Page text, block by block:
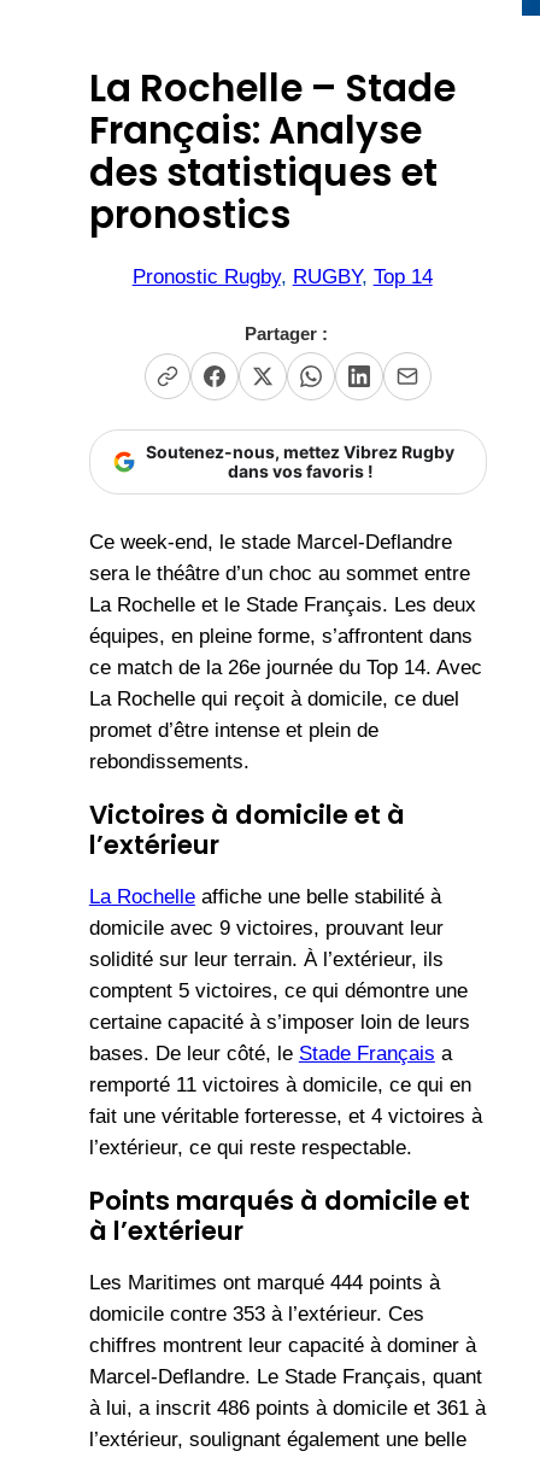
La Rochelle – Stade
Français: Analyse
des statistiques et
pronostics
Pronostic Rugby, RUGBY, Top 14
Partager :
Soutenez-nous, mettez Vibrez Rugby
dans vos favoris !
Ce week-end, le stade Marcel-Deflandre
sera le théâtre d’un choc au sommet entre
La Rochelle et le Stade Français. Les deux
équipes, en pleine forme, s’affrontent dans
ce match de la 26e journée du Top 14. Avec
La Rochelle qui reçoit à domicile, ce duel
promet d’être intense et plein de
rebondissements.
Victoires à domicile et à
l’extérieur
La Rochelleaffiche une belle stabilité à
domicile avec 9 victoires, prouvant leur
solidité sur leur terrain. À l’extérieur, ils
comptent 5 victoires, ce qui démontre une
certaine capacité à s’imposer loin de leurs
bases. De leur côté, le Stade Français a
remporté 11 victoires à domicile, ce qui en
fait une véritable forteresse, et 4 victoires à
l’extérieur, ce qui reste respectable.
Points marqués à domicile et
à l’extérieur
Les Maritimes ont marqué 444 points à
domicile contre 353 à l’extérieur. Ces
chiffres montrent leur capacité à dominer à
Marcel-Deflandre. Le Stade Français, quant
à lui, a inscrit 486 points à domicile et 361 à
l’extérieur, soulignant également une belle